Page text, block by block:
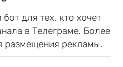
для тех, кто хочет
в Телеграме. Более
размещения рекламы.